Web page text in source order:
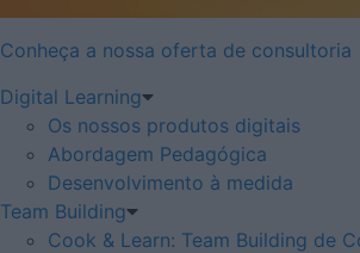
Conheça a nossa oferta de consultoria
Digital Learning
Os nossos produtos digitais
Abordagem Pedagógica
Desenvolvimento à medida
Team Building
Cook & Learn: Team Building de